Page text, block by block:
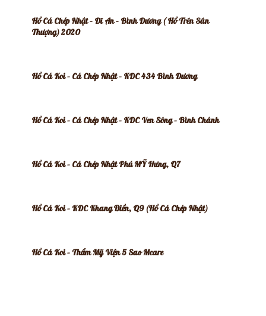
Hồ Cá Chép Nhật – Dĩ An – Bình Dương ( Hồ Trên Sân
Thượng) 2020
Hồ Cá Koi – Cá Chép Nhật – KDC 434 Bình Dương
Hồ Cá Koi – Cá Chép Nhật – KDC Ven Sông – Bình Chánh
Hồ Cá Koi – Cá Chép Nhật Phú MỸ Hưng, Q7
Hồ Cá Koi – KDC Khang Điền, Q9 (Hồ Cá Chép Nhật)
Hồ Cá Koi – Thẩm Mỹ Viện 5 Sao Mcare